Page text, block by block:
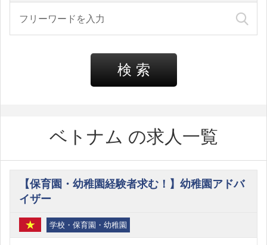
検 索
ベトナム の求人一覧
【保育園・幼稚園経験者求む！】幼稚園アドバ
イザー
学校・保育園・幼稚園